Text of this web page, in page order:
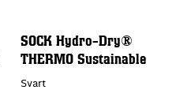
SOCK Hydro-Dry®
THERMO Sustainable
Svart